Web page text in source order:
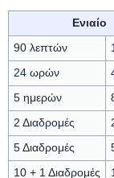
Ενιαίο
90 λεπτών
24 ωρών
5 ημερών
2 Διαδρομές
5 Διαδρομές
10 + 1 Διαδρομές